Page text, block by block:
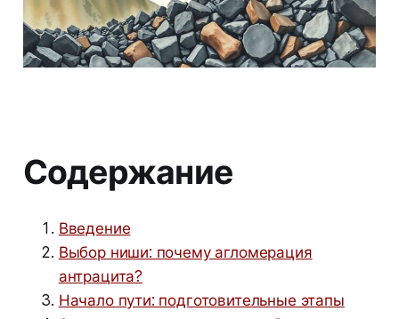
Содержание
Введение
Выбор ниши: почему агломерация
антрацита?
Начало пути: подготовительные этапы